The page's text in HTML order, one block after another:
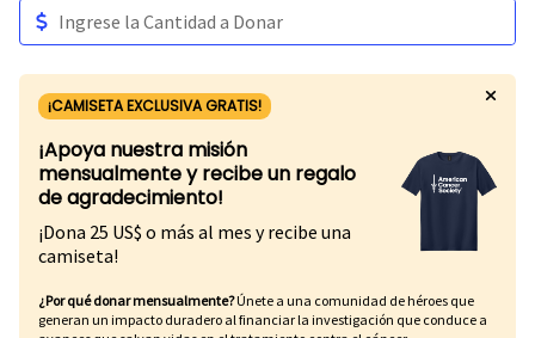
¡CAMISETA EXCLUSIVA GRATIS!
¡Apoya nuestra misión
mensualmente y recibe un regalo
de agradecimiento!
¡Dona 25 US$ o más al mes y recibe una
camiseta!
¿Por qué donar mensualmente?Únete a una comunidad de héroes que
generan un impacto duradero al financiar la investigación que conduce a